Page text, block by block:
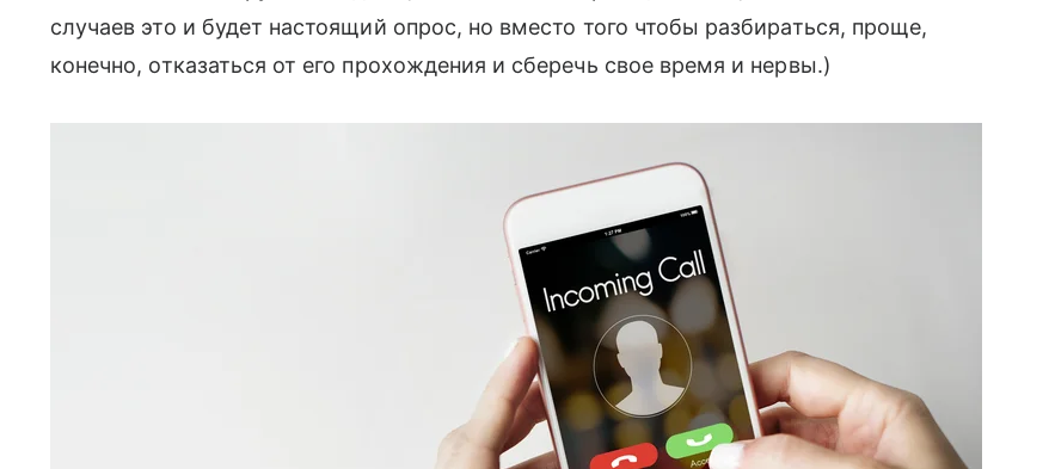
случаев это и будет настоящий опрос, но вместо того чтобы разбираться, проще,
конечно, отказаться от его прохождения и сберечь свое время и нервы.)